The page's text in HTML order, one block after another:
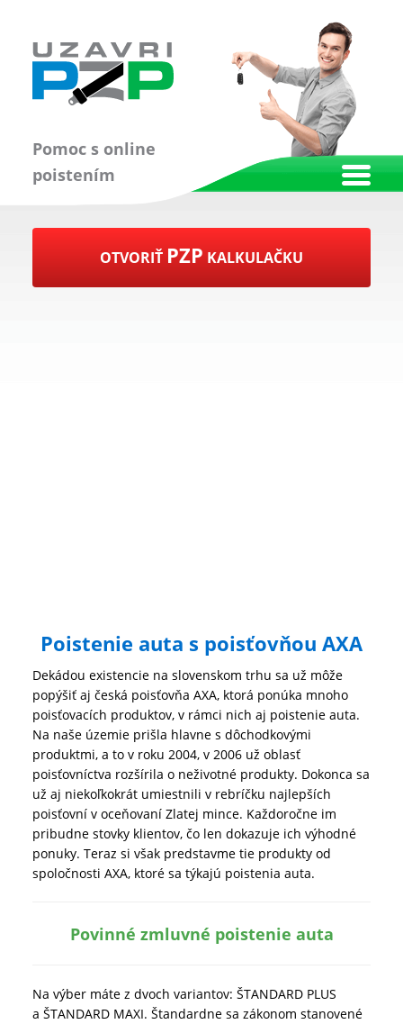
Pomoc s online
poistením
OTVORIŤ PZP KALKULAČKU
Poistenie auta s poisťovňou AXA
Dekádou existencie na slovenskom trhu sa už môže
popýšiť aj česká poisťovňa AXA, ktorá ponúka mnoho
poisťovacích produktov, v rámci nich aj poistenie auta.
Na naše územie prišla hlavne s dôchodkovými
produktmi, a to v roku 2004, v 2006 už oblasť
poisťovníctva rozšírila o neživotné produkty. Dokonca sa
už aj niekoľkokrát umiestnili v rebríčku najlepších
poisťovní v oceňovaní Zlatej mince. Každoročne im
pribudne stovky klientov, čo len dokazuje ich výhodné
ponuky. Teraz si však predstavme tie produkty od
spoločnosti AXA, ktoré sa týkajú poistenia auta.
Povinné zmluvné poistenie auta
Na výber máte z dvoch variantov: ŠTANDARD PLUS
a ŠTANDARD MAXI. Štandardne sa zákonom stanovené